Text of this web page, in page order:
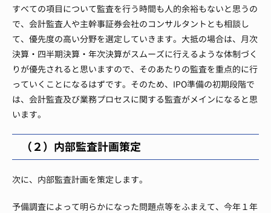
すべての項目について監査を行う時間も人的余裕もないと思うの
で、会計監査人や主幹事証券会社のコンサルタントとも相談し
て、優先度の高い分野を選定していきます。 大抵の場合は、月次
決算・四半期決算・年次決算がスムーズに行えるような体制づく
りが優先されると思いますので、そのあたりの監査を重点的に行
っていくことになるはずです。 そのため、IPO準備の初期段階で
は、会計監査及び業務プロセスに関する監査がメインになると思
います。
（２）内部監査計画策定
次に、内部監査計画を策定します。
予備調査によって明らかになった問題点等をふまえて、今年１年